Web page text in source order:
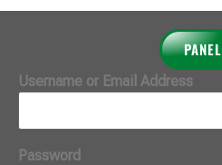
PANEL
Username or Email Address
Password